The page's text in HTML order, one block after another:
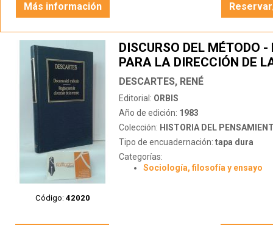
Más información
Código: 42020
DISCURSO DEL MÉTODO -
PARA LA DIRECCIÓN DE
DESCARTES, RENÉ
Editorial: ORBIS
Año de edición: 1983
Colección: HISTORIA DEL
Tipo de encuadernación: tapa dura
Categorías:
Sociología, filosofía y ensayo